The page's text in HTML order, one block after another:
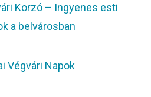
Korzó – Ingyenes esti
a belvárosban
Végvári Napok